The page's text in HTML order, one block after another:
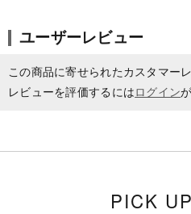
ユーザーレビュー
この商品に寄せられたカスタマー
レビューを評価するにはログイン
PICK